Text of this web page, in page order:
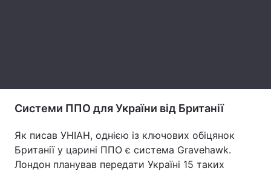
Тема оформлення
Системи ППО для України від Британії
Як писав УНІАН, однією із ключових обіцянок
Британії у царині ППО є система Gravehawk.
Лондон планував передати Україні 15 таких